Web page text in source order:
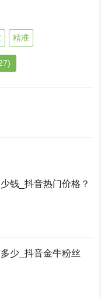
精准
钱_抖音热门价格？
少_抖音金牛粉丝